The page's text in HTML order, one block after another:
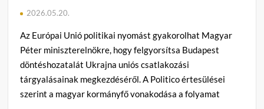
2026.05.20.
Az Európai Unió politikai nyomást gyakorolhat Magyar
Péter miniszterelnökre, hogy felgyorsítsa Budapest
döntéshozatalát Ukrajna uniós csatlakozási
tárgyalásainak megkezdéséről. A Politico értesülései
szerint a magyar kormányfő vonakodása a folyamat